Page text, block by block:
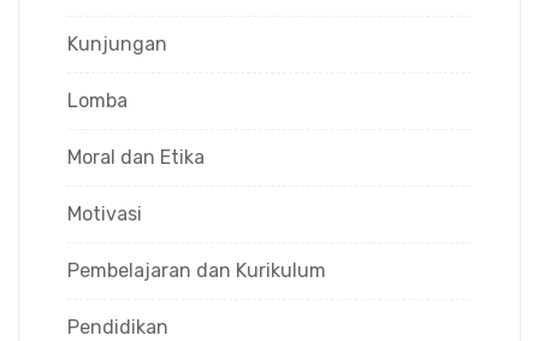
Kunjungan
Lomba
Moral dan Etika
Motivasi
Pembelajaran dan Kurikulum
Pendidikan